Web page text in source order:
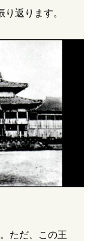
返ります。
ただ、この王